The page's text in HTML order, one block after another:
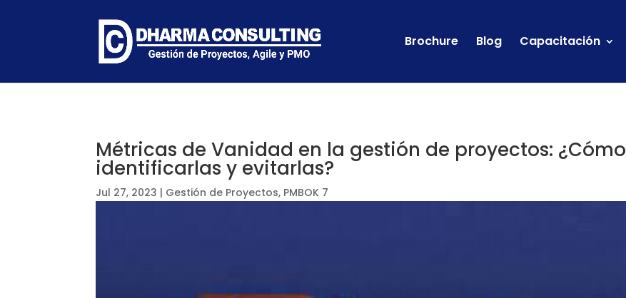
Brochure Blog Capacitación
Métricas de Vanidad en la gestión de proyectos: ¿Cómo
identificarlas y evitarlas?
Jul 27, 2023 | Gestión de Proyectos, PMBOK 7